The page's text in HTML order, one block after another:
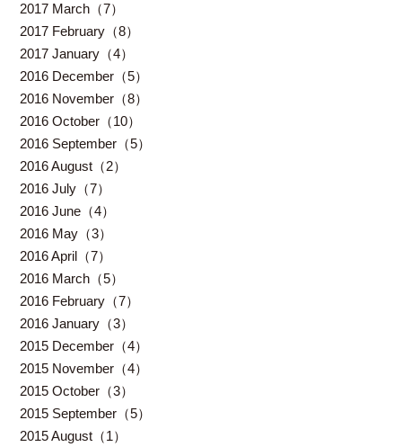
2017 March（7）
2017 February（8）
2017 January（4）
2016 December（5）
2016 November（8）
2016 October（10）
2016 September（5）
2016 August（2）
2016 July（7）
2016 June（4）
2016 May（3）
2016 April（7）
2016 March（5）
2016 February（7）
2016 January（3）
2015 December（4）
2015 November（4）
2015 October（3）
2015 September（5）
2015 August（1）